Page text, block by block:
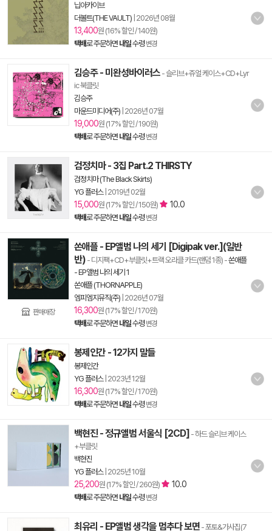
닙아카이브
더볼트(THE VAULT) 2026년 08월
13,400원 (16% 할인 / 140원)
택배로 주문하면 내일수령 변경
김승주 - 미완성바이러스 - 슬리브+쥬얼 케이스+CD+Lyr
ic 북클릿
김승주
마운드미디어(주) 2026년 07월
19,000원 (17% 할인 / 190원)
택배로 주문하면 내일수령 변경
검정치마 - 3집 Part.2 THIRSTY
검정치마 (The Black Skirts)
YG 플러스| 2019년 02월
15,000원 (17% 할인 / 150원) 10.0
택배로 주문하면 내일수령 변경
판매매장
쏜애플 - EP앨범 나의 세기 [Digipak ver.](일반
반) - 디지팩+CD+부클릿+트랙 오라클 카드(랜덤 1종) -쏜애플
- EP앨범 나의 세기 1
쏜애플 (THORNAPPLE)
엠피엠지뮤직(주) 2026년 07월
16,300원 (17% 할인 / 170원)
택배로 주문하면 내일수령 변경
봉제인간 - 12가지 말들
봉제인간
YG 플러스| 2023년 12월
16,300원 (17% 할인 / 170원)
택배로 주문하면 내일수령 변경
백현진 - 정규앨범 서울식 [2CD] - 하드 슬리브 케이스
+부클릿
백현진
YG 플러스| 2025년 10월
25,200원 (17% 할인 / 260원) 10.0
택배로 주문하면 내일수령 변경
최유리 - EP앨범 생각을 멈추다 보면 - 포토&가사집(7